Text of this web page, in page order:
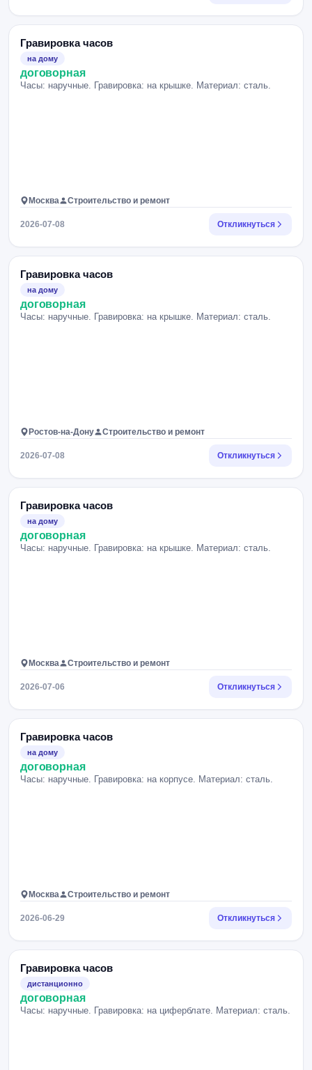
Гравировка часов
на дому
договорная
Часы: наручные. Гравировка: на крышке. Материал: сталь.
Москва Строительство и ремонт
2026-07-08 Откликнуться
Гравировка часов
на дому
договорная
Часы: наручные. Гравировка: на крышке. Материал: сталь.
Ростов-на-Дону Строительство и ремонт
2026-07-08 Откликнуться
Гравировка часов
на дому
договорная
Часы: наручные. Гравировка: на крышке. Материал: сталь.
Москва Строительство и ремонт
2026-07-06 Откликнуться
Гравировка часов
на дому
договорная
Часы: наручные. Гравировка: на корпусе. Материал: сталь.
Москва Строительство и ремонт
2026-06-29 Откликнуться
Гравировка часов
дистанционно
договорная
Часы: наручные. Гравировка: на циферблате. Материал: сталь.